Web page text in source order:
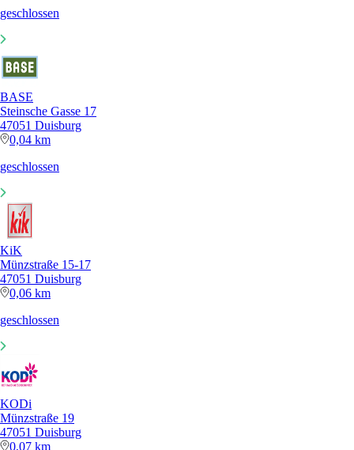
geschlossen
BASE
Steinsche Gasse 17
47051 Duisburg
0,04 km
geschlossen
KiK
Münzstraße 15-17
47051 Duisburg
0,06 km
geschlossen
KODi
Münzstraße 19
47051 Duisburg
0,07 km